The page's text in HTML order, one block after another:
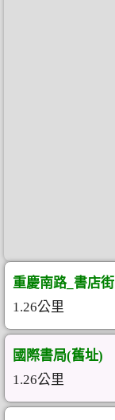
重慶南路_書店街
1.26公里
國際書局(舊址)
1.26公里